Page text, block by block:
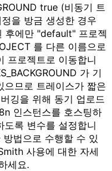
true (비동기 트
을 방금 생성한 경우
후에만 "default" 프로젝
를 다른 이름으로
프로젝트로 이동합니
가 기
으므로 트레이스가 짧은
깅을 위해 동기 업로드
인스턴스를 호스팅하
도록 변수를 설정합니
법으로 수행할 수 있
사용에 대한 자세
세요.